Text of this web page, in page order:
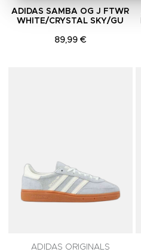
ADIDAS SAMBA OG J FTWR
WHITE/CRYSTAL SKY/GU
89,99 €
ADIDAS ORIGINALS